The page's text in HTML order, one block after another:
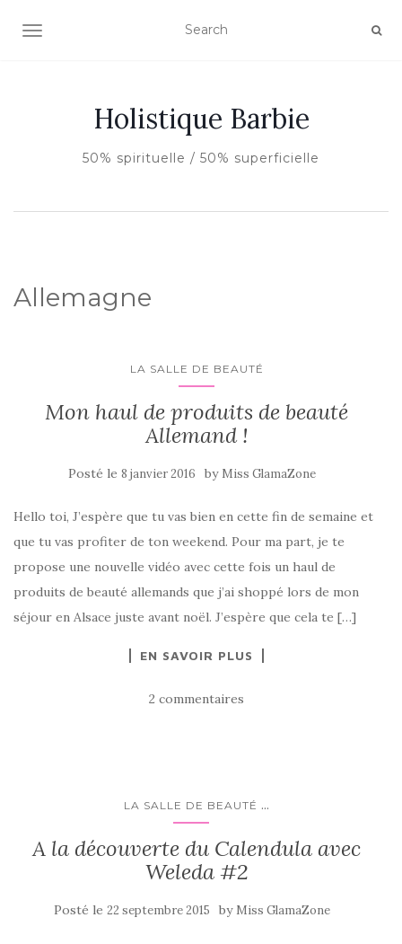
AFFICHER/MASQUER LA NAVIGATION
Holistique Barbie
50% spirituelle / 50% superficielle
Allemagne
LA SALLE DE BEAUTÉ
Mon haul de produits de beauté
Allemand !
Posté le 8 janvier 2016 by Miss GlamaZone
Hello toi, J’espère que tu vas bien en cette fin de semaine et
que tu vas profiter de ton weekend. Pour ma part, je te
propose une nouvelle vidéo avec cette fois un haul de
produits de beauté allemands que j’ai shoppé lors de mon
séjour en Alsace juste avant noël. J’espère que cela te […]
EN SAVOIR PLUS
2 commentaires
LA SALLE DE BEAUTÉ ...
A la découverte du Calendula avec
Weleda #2
Posté le 22 septembre 2015 by Miss GlamaZone